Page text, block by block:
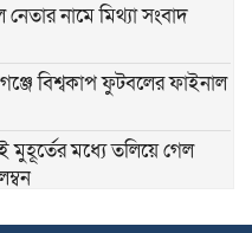
নামে মিথ্যা সংবাদ
বিশ্বকাপ ফুটবলের ফাইনাল
মুহূর্তের মধ্যে তলিয়ে গেল
শ্রমিক দলের সাধারণ